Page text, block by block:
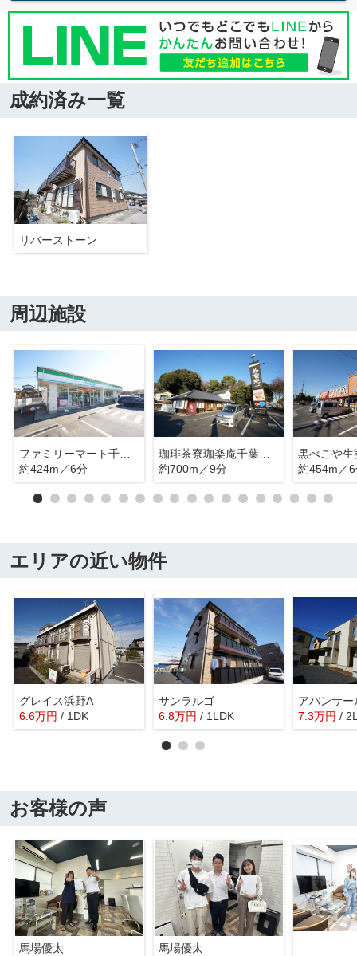
成約済み一覧
リバーストーン
周辺施設
ファミリーマート千葉生実町店
約424m／6分
珈琲茶寮珈楽庵千葉おゆみ野店
約700m／9分
黒べこや生
約454m／
エリアの近い物件
グレイス浜野A
6.6万円 / 1DK
サンラルゴ
6.8万円 / 1LDK
アバンサ
7.3万円 /
お客様の声
馬場優太 馬場優太